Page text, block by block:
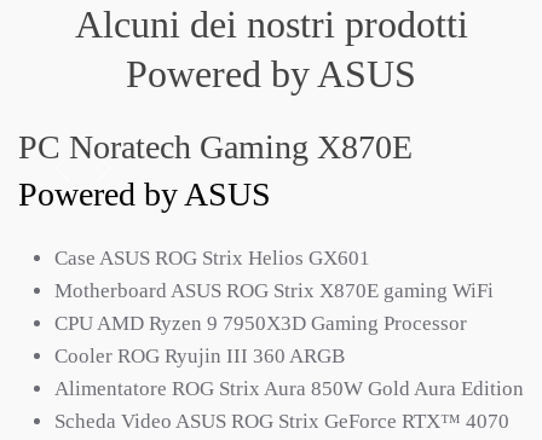
Alcuni dei nostri prodotti
Powered by ASUS
PC Noratech Gaming X870E
Powered by ASUS
Case ASUS ROG Strix Helios GX601
Motherboard ASUS ROG Strix X870E gaming WiFi
CPU AMD Ryzen 9 7950X3D Gaming Processor
Cooler ROG Ryujin III 360 ARGB
Alimentatore ROG Strix Aura 850W Gold Aura Edition
Scheda Video ASUS ROG Strix GeForce RTX™ 4070